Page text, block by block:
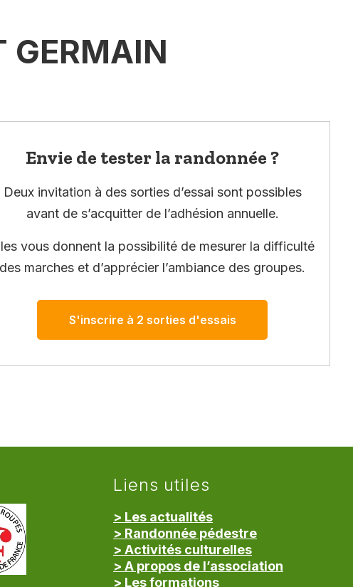
GERMAIN
Envie de tester la randonnée ?
Deux invitation à des sorties d’essai sont possibles
avant de s’acquitter de l’adhésion annuelle.
vous donnent la possibilité de mesurer la difficulté
des marches et d’apprécier l’ambiance des groupes.
S'inscrire à 2 sorties d'essais
Liens utiles
> Les actualités
> Randonnée pédestre
> Activités culturelles
> A propos de l’association
> Les formations